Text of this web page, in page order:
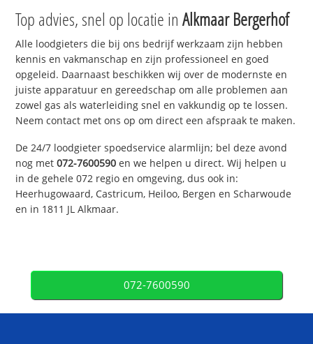
Top advies, snel op locatie inAlkmaar Bergerhof
Alle loodgieters die bij ons bedrijf werkzaam zijn hebben
kennis en vakmanschap en zijn professioneel en goed
opgeleid. Daarnaast beschikken wij over de modernste en
juiste apparatuur en gereedschap om alle problemen aan
zowel gas als waterleiding snel en vakkundig op te lossen.
Neem contact met ons op om direct een afspraak te maken.
De 24/7 loodgieter spoedservice alarmlijn; bel deze avond
nog met072-7600590 en we helpen u direct. Wij helpen u
in de gehele 072 regio en omgeving, dus ook in:
Heerhugowaard, Castricum, Heiloo, Bergen en Scharwoude
en in 1811 JL Alkmaar.
072-7600590